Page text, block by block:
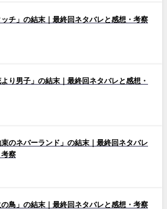
チ」の結末｜最終回ネタバレと感想・考察
り男子」の結末｜最終回ネタバレと感想・
のネバーランド」の結末｜最終回ネタバレ
考察
鳥」の結末｜最終回ネタバレと感想・考察